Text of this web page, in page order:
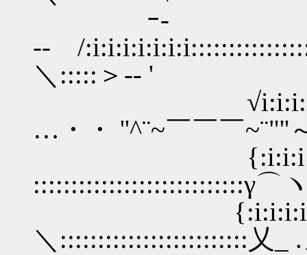
ｰ-
-‐ /
＼:::::＞‐- '
…・・ ''^¨~￣￣￣
::::::::::::::::::::::::::::γ⌒
{:i:i:i:i:i:i:i:i:i:
＼:::::::::::::::::::::::::乂_